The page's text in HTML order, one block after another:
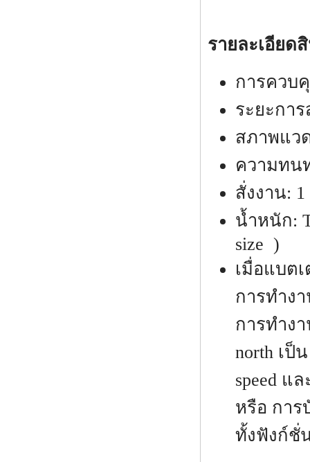
รายละเอียด
การควบคุ
ระยะการ
สภาพแว
ความทน
สั่งงาน: 1
น้ำหนัก:
size )
เมื่อแบต
การทำง
การทำงา
north เป็
speed แ
หรือ การ
ทั้งฟังก์ชั่